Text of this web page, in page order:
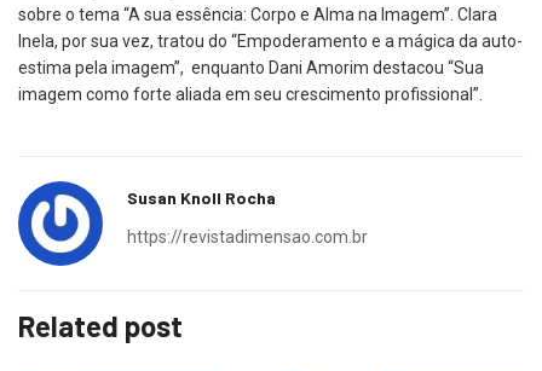
sobre o tema “A sua essência: Corpo e Alma na Imagem”. Clara
Inela, por sua vez, tratou do “Empoderamento e a mágica da auto-
estima pela imagem”, enquanto Dani Amorim destacou “Sua
imagem como forte aliada em seu crescimento profissional”.
Susan Knoll Rocha
https://revistadimensao.com.br
Related post